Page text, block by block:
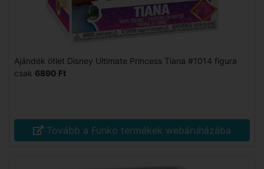
Ajándék ötlet Disney Ultimate Princess Tiana #1014 figura
csak 6890 Ft
Tovább a Funko termékek webáruházába